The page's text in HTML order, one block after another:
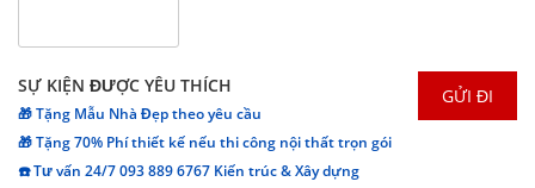
SỰ KIỆN ĐƯỢC YÊU THÍCH
🎁 Tặng Mẫu Nhà Đẹp theo yêu cầu
🎁 Tặng 70% Phí thiết kế nếu thi công nội thất trọn gói
☎️ Tư vấn 24/7 093 889 6767 Kiến trúc & Xây dựng